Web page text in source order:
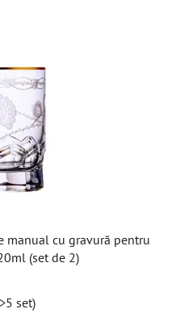
manual cu gravură pentru
(set de 2)
set)